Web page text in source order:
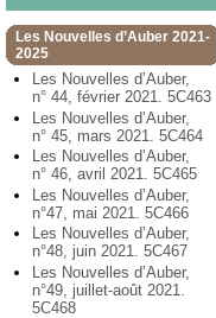
Les Nouvelles d’Auber 2021-
2025
Les Nouvelles d’Auber,
n° 44, février 2021. 5C463
Les Nouvelles d’Auber,
n° 45, mars 2021. 5C464
Les Nouvelles d’Auber,
n° 46, avril 2021. 5C465
Les Nouvelles d’Auber,
n°47, mai 2021. 5C466
Les Nouvelles d’Auber,
n°48, juin 2021. 5C467
Les Nouvelles d’Auber,
n°49, juillet-août 2021.
5C468